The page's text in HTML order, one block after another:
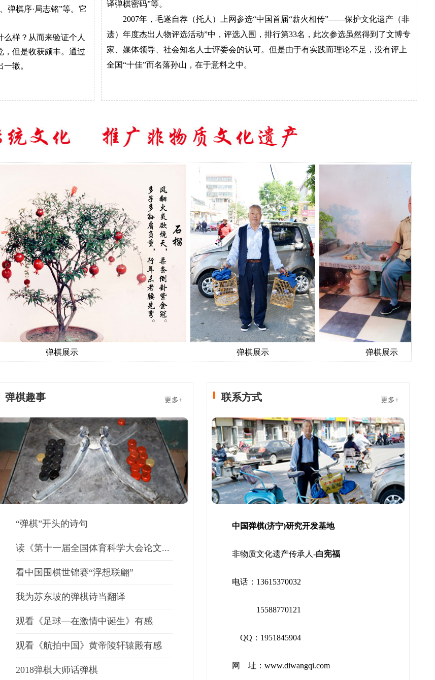
弹棋序·局志铭”等。它
样？从而来验证个人
，但是收获颇丰。通过
辙。
译弹棋密码”等。
2007年，毛遂自荐（托人）上网参选“中国首届“薪火相传”——保护文化遗产（非
遗）年度杰出人物评选活动”中，评选入围，排行第33名，此次参选虽然得到了文博专
家、媒体领导、社会知名人士评委会的认可。但是由于有实践而理论不足，没有评上
全国“十佳”而名落孙山，在于意料之中。
弹棋展示 弹棋展示 弹棋展示
弹棋趣事 更多+
“弹棋”开头的诗句
读《第十一届全国体育科学大会论文...
看中国围棋世锦赛“浮想联翩”
我为苏东坡的弹棋诗当翻译
观看《足球—在激情中诞生》有感
观看《航拍中国》黄帝陵轩辕殿有感
2018弹棋大师话弹棋
联系方式 更多+
中国弹棋(济宁)研究开发基地
非物质文化遗产传承人-白宪福
电话：13615370032
15588770121
QQ：1951845904
网 址：www.diwangqi.com